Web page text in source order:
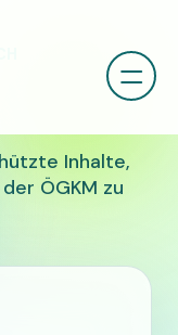
Inhalte,
ÖGKM zu